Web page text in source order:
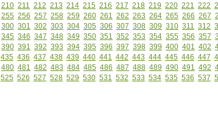
210 211 212 213 214 215 216 217 218 219 220 221 222
255 256 257 258 259 260 261 262 263 264 265 266 267
300 301 302 303 304 305 306 307 308 309 310 311 312
345 346 347 348 349 350 351 352 353 354 355 356 357
390 391 392 393 394 395 396 397 398 399 400 401 402
435 436 437 438 439 440 441 442 443 444 445 446 447
480 481 482 483 484 485 486 487 488 489 490 491 492
525 526 527 528 529 530 531 532 533 534 535 536 537